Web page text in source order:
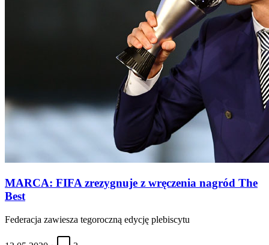
MARCA: FIFA zrezygnuje z wręczenia nagród The
Best
Federacja zawiesza tegoroczną edycję plebiscytu